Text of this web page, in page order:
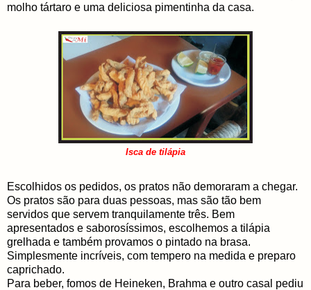
molho tártaro e uma deliciosa pimentinha da casa.
Isca de tilápia
Escolhidos os pedidos, os pratos não demoraram a chegar.
Os pratos são para duas pessoas, mas são tão bem
servidos que servem tranquilamente três. Bem
apresentados e saborosíssimos, escolhemos a tilápia
grelhada e também provamos o pintado na brasa.
Simplesmente incríveis, com tempero na medida e preparo
caprichado.
Para beber, fomos de Heineken, Brahma e outro casal pediu